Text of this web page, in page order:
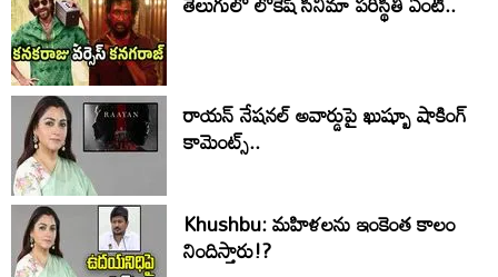
రాయన్ నేషనల్ అవార్డుపై ఖుష్బూ షాకింగ్
కామెంట్స్..
Khushbu: మహిళలను ఇంకెంత కాలం
నిందిస్తారు!?